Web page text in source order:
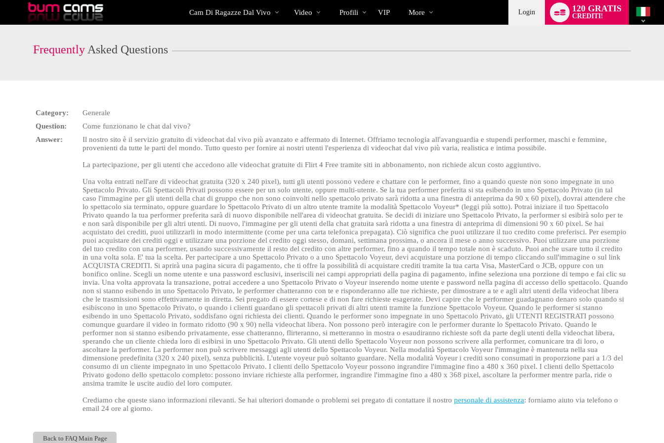
Cams
Cam Di Ragazze Dal Vivo
tendenza
Video Profili VIP More Login 120 GRATIS
CREDITI!
Frequently Asked Questions
Category:
Generale
Question:
Come funzionano le chat dal vivo?
Answer:
Il nostro sito è il servizio gratuito di videochat dal vivo più avanzato e affermato di Internet. Offriamo tecnologia all'avanguardia e stupendi performer, maschi e femmine,
provenienti da tutte le parti del mondo. Tutto questo per fornire ai nostri utenti l'esperienza di videochat dal vivo più varia, realistica e intima possibile.
La partecipazione, per gli utenti che accedono alle videochat gratuite di Flirt 4 Free tramite siti in abbonamento, non richiede alcun costo aggiuntivo.
Una volta entrati nell'are di videochat gratuita (320 x 240 pixel), tutti gli utenti possono vedere e chattare con le performer, fino a quando queste non sono impegnate in uno
Spettacolo Privato. Gli Spettacoli Privati possono essere per un solo utente, oppure multi-utente. Se la tua performer preferita si sta esibendo in uno Spettacolo Privato (in tal
caso l'immagine per gli utenti della chat di gruppo che non sono coinvolti nello spettacolo privato sarà ridotta a una finestra di anteprima da 90 x 60 pixel), dovrai attendere che
lo spettacolo sia terminato, oppure guardare lo Spettacolo Privato di un altro utente tramite la modalità Spettacolo Voyeur* (leggi più sotto). Potrai iniziare il tuo Spettacolo
Privato quando la tua performer preferita sarà di nuovo disponibile nell'area di videochat gratuita. Se decidi di iniziare uno Spettacolo Privato, la performer si esibirà solo per te
e non sarà disponibile per gli altri utenti. Di nuovo, l'immagine per gli utenti della chat gratuita sarà ridotta a una finestra di anteprima di dimensioni 90 x 60 pixel. Se hai
acquistato dei crediti, puoi utilizzarli in modo intermittente (come per una carta telefonica prepagata). Ciò significa che puoi utilizzare il tuo credito come preferisci. Per esempio
puoi acquistare dei crediti oggi e utilizzare una porzione del credito oggi stesso, domani, settimana prossima, o ancora il mese o anno successivo. Puoi utilizzare una porzione
del tuo credito con una performer, usando successivamente il resto del credito con altre performer, fino a quando il tempo totale non è scaduto. Puoi anche usare tutto il credito
in una volta sola. E' tua la scelta. Per partecipare a uno Spettacolo Privato o a uno Spettacolo Voyeur, devi acquistare una porzione di tempo cliccando sull'immagine o sul link
ACQUISTA CREDITI. Si aprirà una pagina sicura di pagamento, che ti offre la possibilità di acquistare crediti tramite la tua carta Visa, MasterCard o JCB, oppure con un
bonifico online. Scegli un nome utente e una password esclusivi, inseriscili nei campi appropriati della pagina di pagamento, infine seleziona una porzione di tempo e fai clic su
invia. Una volta approvata la transazione, potrai accedere a uno Spettacolo Privato o Voyeur inserendo nome utente e password nella pagina di accesso dello spettacolo. Quando
non si stanno esibendo in uno Spettacolo Privato, le performer chatteranno con te e risponderanno alle tue richieste, per dimostrare a te e agli altri utenti della videochat libera
che le trasmissioni sono effettivamente in diretta. Sei pregato di essere cortese e di non fare richieste esagerate. Devi capire che le performer guadagnano denaro solo quando si
esibiscono in uno Spettacolo Privato, o quando i clienti guardano gli spettacoli privati di altri utenti tramite la funzione Spettacolo Voyeur. Quando le performer si stanno
esibendo in uno Spettacolo Privato, soddisfano ogni richiesta dei clienti. Quando le performer sono impegnate in uno Spettacolo Privato, gli UTENTI REGISTRATI possono
comunque guardare il video in formato ridotto (90 x 90) nella videochat libera. Non possono però interagire con le performer durante lo Spettacolo Privato. Quando le
performer non si stanno esibendo privatamente, esse chatteranno, flirteranno, si metteranno in mostra o esaudiranno richieste soft da parte degli utenti della videochat libera,
sperando che un cliente chieda loro di esibirsi in uno Spettacolo Privato. Gli utenti dello Spettacolo Voyeur non possono scrivere alla performer, comunicare tra di loro, o
ascoltare la performer. La performer non può scrivere messaggi agli utenti dello Spettacolo Voyeur. Nella modalità Spettacolo Voyeur l'immagine è mantenuta nella sua
dimensione predefinita (320 x 240 pixel), senza pubblicità. L'utente voyeur può soltanto guardare. Nella modalità Voyeur i crediti sono consumati in proporzione pari a 1/3 del
consumo di un cliente impegnato in uno Spettacolo Privato. I clienti dello Spettacolo Voyeur possono ingrandire l'immagine fino a 480 x 360 pixel. I clienti dello Spettacolo
Privato godono dello spettacolo completo: possono inviare richieste alla performer, ingrandire l'immagine fino a 480 x 368 pixel, ascoltare la performer mentre parla, ride o
ansima tramite le uscite audio del loro computer.
Crediamo che queste siano informazioni rilevanti. Se hai ulteriori domande o problemi sei pregato di contattare il nostropersonale di assistenza: forniamo aiuto via telefono o
email 24 ore al giorno.
Back to FAQ Main Page
LIMITED TIME OFFER!
120
FREE CREDITS